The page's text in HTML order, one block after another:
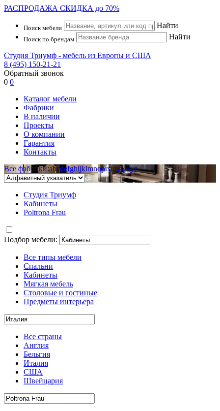
РАСПРОДАЖА СКИДКА до 70%
Поиск мебели Найти
Поиск по брендам Найти
Студия Триумф - мебель из Европы и США
8 (495) 150-21-21
Обратный звонок
0 0
Каталог мебели
Фабрики
В наличии
Проекты
О компании
Гарантия
Контакты
Все фабрики:abcdefghijklmnoprstuvwxyz
Студия Триумф
Кабинеты
Poltrona Frau
Подбор мебели:
Все типы мебели
Спальни
Кабинеты
Мягкая мебель
Столовые и гостиные
Предметы интерьера
Все страны
Англия
Бельгия
Италия
США
Швейцария